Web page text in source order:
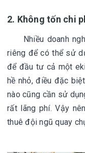
2. Không tốn chi
Nhiều doanh
riêng để có thể sử
để đầu tư cả một
hề nhỏ, điều đặc
nào cũng cần sử
rất lãng phí. Vậy
thuê đội ngũ quay